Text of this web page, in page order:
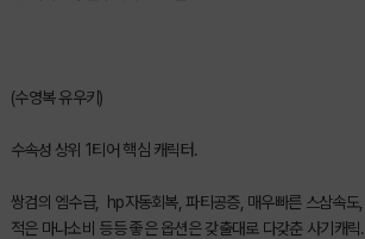
(수영복 유우키)
수속성 상위 1티어 핵심 캐릭터.
쌍검의 엠수급, hp자동회복, 파티공증, 매우빠른 스삼속도,
적은 마나소비 등등 좋은 옵션은 갖출대로 다갖춘 사기캐릭.